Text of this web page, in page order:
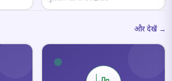
और देखें →